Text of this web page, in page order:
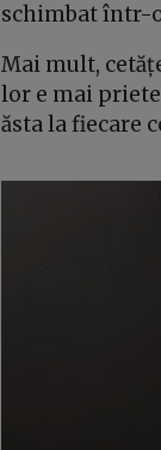
schimbat într-
Mai mult,
lor e mai
ăsta la fiecare